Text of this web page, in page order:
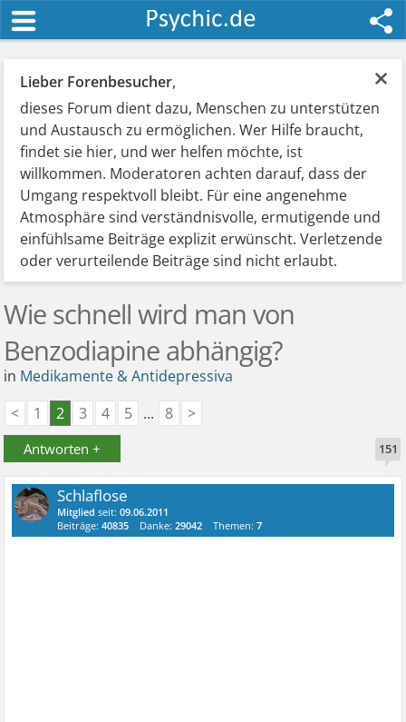
×
Lieber Forenbesucher,
dieses Forum dient dazu, Menschen zu unterstützen
und Austausch zu ermöglichen. Wer Hilfe braucht,
findet sie hier, und wer helfen möchte, ist
willkommen. Moderatoren achten darauf, dass der
Umgang respektvoll bleibt. Für eine angenehme
Atmosphäre sind verständnisvolle, ermutigende und
einfühlsame Beiträge explizit erwünscht. Verletzende
oder verurteilende Beiträge sind nicht erlaubt.
Wie schnell wird man von
Benzodiapine abhängig?
in Medikamente & Antidepressiva
<
1 2 3 4 5 ... 8 >
Antworten + 151
Schlaflose
Mitglied seit:09.06.2011
Beiträge:40835 Danke:29042 Themen:7